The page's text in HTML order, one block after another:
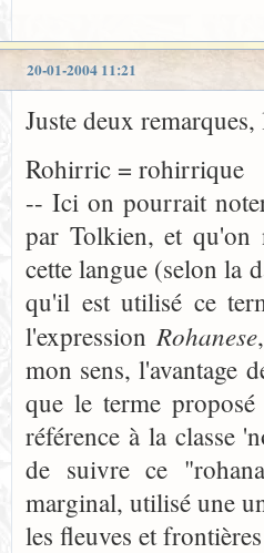
20-01-2004 11:21
Juste deux
Rohirric = rohirrique
-- Ici on pourrait
par Tolkien, et qu'on
cette langue (selon la
qu'il est utilisé ce
l'expressionRohanese
mon sens, l'avantage
que le terme
référence à la classe
de suivre ce
marginal, utilisé une
les fleuves et